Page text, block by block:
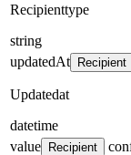
Recipienttype
string
updatedAt
Recipient
Updatedat
datetime
value
Recipient